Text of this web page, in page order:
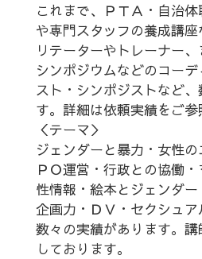
これまで、ＰＴＡ・自治
や専門スタッフの養成講
リテーターやトレーナー
シンポジウムなどのコー
スト・シンポジストなど
す。詳細は依頼実績をご参
＜テーマ＞
ジェンダーと暴力・女性
ＰＯ運営・行政との協働
性情報・絵本とジェンダー
企画力・ＤＶ・セクシュ
数々の実績があります。
しております。